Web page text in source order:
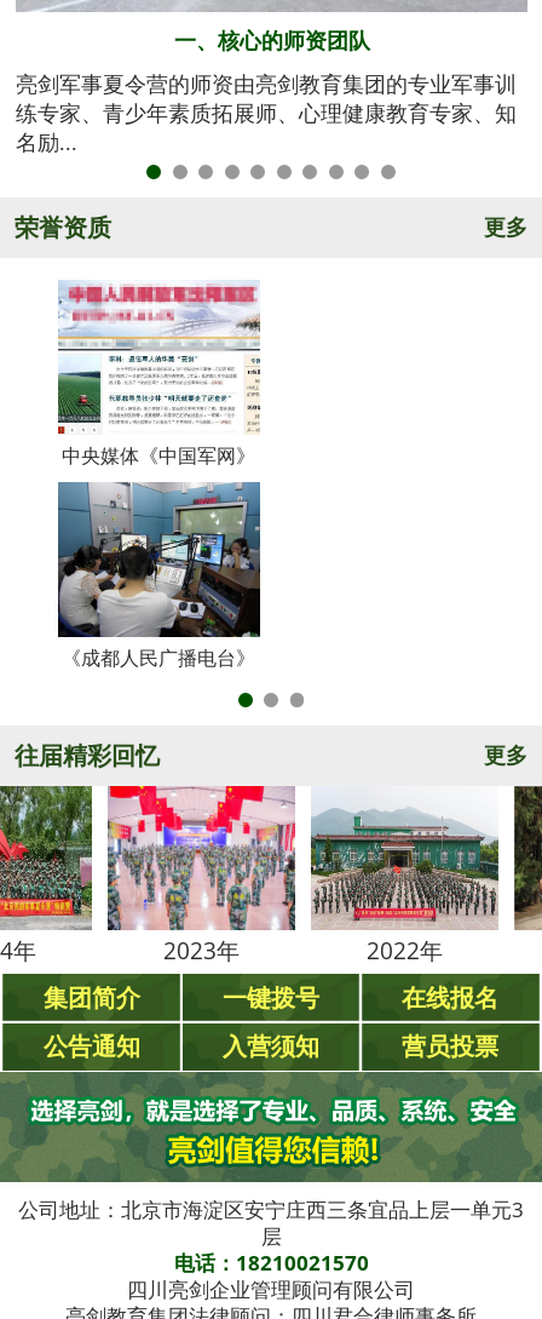
一、核心的师资团队
亮剑军事夏令营的师资由亮剑教育集团的专业军事训
练专家、青少年素质拓展师、心理健康教育专家、知
名励...
荣誉资质 更多
中央媒体《中国军网》
《成都人民广播电台》
往届精彩回忆 更多
集团简介 一键拨号
在线报名
公告通知
入营须知 营员投票
公司地址：北京市海淀区安宁庄西三条宜品上层一单元3
层
电话：18210021570
四川亮剑企业管理顾问有限公司